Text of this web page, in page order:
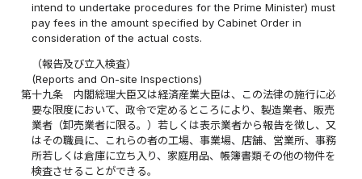
intend to undertake procedures for the Prime Minister) must
pay fees in the amount specified by Cabinet Order in
consideration of the actual costs.
（報告及び立入検査）
(Reports and On-site Inspections)
第十九条
内閣総理大臣又は経済産業大臣は、この法律の施行に必
要な限度において、政令で定めるところにより、製造業者、販売
業者（卸売業者に限る。）若しくは表示業者から報告を徴し、又
はその職員に、これらの者の工場、事業場、店舗、営業所、事務
所若しくは倉庫に立ち入り、家庭用品、帳簿書類その他の物件を
検査させることができる。